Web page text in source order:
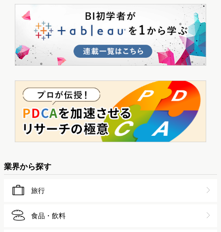
業界から探す
旅行
食品・飲料